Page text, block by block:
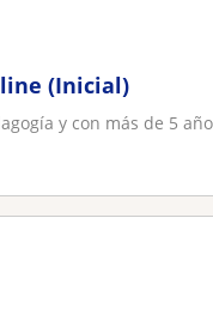
(Inicial)
y con más de 5